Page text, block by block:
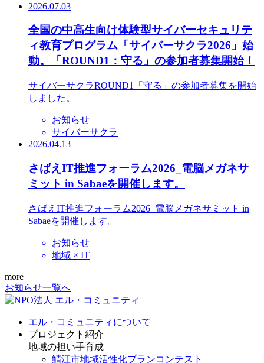
2026.07.03
全国の中高生向け体験型サイバーセキュリテ
ィ教育プログラム「サイバーサクラ2026」始
動。「ROUND1：守る」の参加者募集開始！
サイバーサクラROUND1「守る」の参加者募集を開始
しました。
お知らせ
サイバーサクラ
2026.04.13
さばえIT推進フォーラム2026_電脳メガネサ
ミット in Sabaeを開催します。
さばえIT推進フォーラム2026_電脳メガネサミット in
Sabaeを開催します。
お知らせ
地域 × IT
more
お知らせ一覧へ
エル・コミュニティについて
プロジェクト紹介
地域の担い手育成
鯖江市地域活性化プランコンテスト